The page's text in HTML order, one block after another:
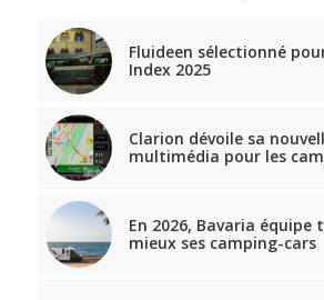
Fluideen sélectionné
Index 2025
Clarion dévoile sa
multimédia pour les
En 2026, Bavaria équipe
mieux ses camping-cars